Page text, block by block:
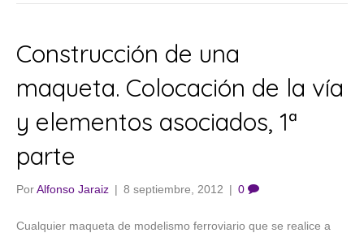
Construcción de una
maqueta. Colocación de la vía
y elementos asociados, 1ª
parte
PorAlfonso Jaraiz | 8 septiembre, 2012 | 0
Cualquier maqueta de modelismo ferroviario que se realice a